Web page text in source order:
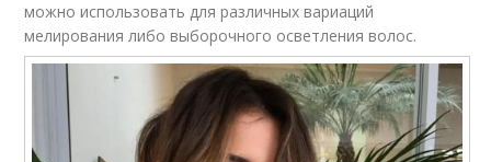
можно использовать для различных вариаций
мелирования либо выборочного осветления волос.